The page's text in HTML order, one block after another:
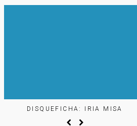
DISQUEFICHA: IRIA MISA